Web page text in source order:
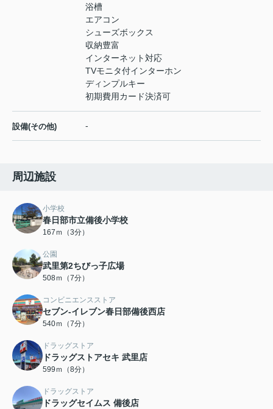
浴槽
エアコン
シューズボックス
収納豊富
インターネット対応
TVモニタ付インターホン
ディンプルキー
初期費用カード決済可
設備(その他) -
周辺施設
小学校
春日部市立備後小学校
167ｍ（3分）
公園
武里第2ちびっ子広場
508ｍ（7分）
コンビニエンスストア
セブン-イレブン春日部備後西店
540ｍ（7分）
ドラッグストア
ドラッグストアセキ 武里店
599ｍ（8分）
ドラッグストア
ドラッグセイムス 備後店